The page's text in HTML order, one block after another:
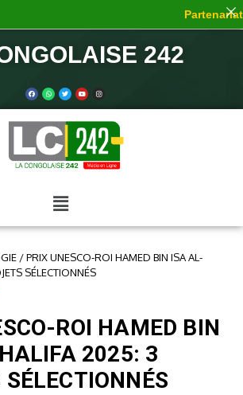
242
/PRIX UNESCO-ROI HAMED BIN ISA AL-
SÉLECTIONNÉS
ROI HAMED BIN
2025: 3
Partenariat